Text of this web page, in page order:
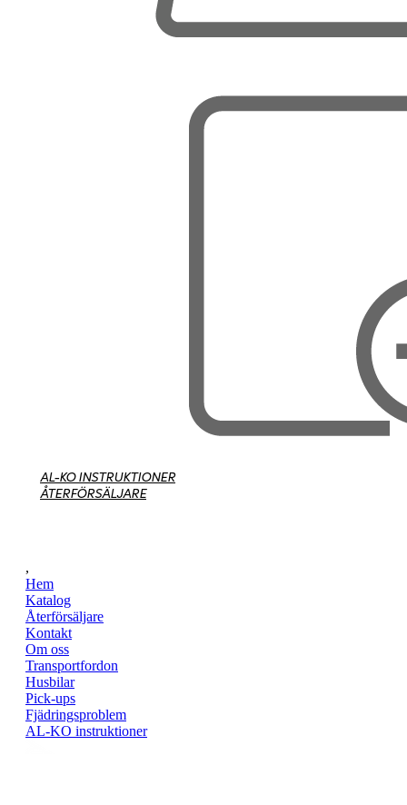
AL-KO INSTRUKTIONER
ÅTERFÖRSÄLJARE
,
Hem
Katalog
Återförsäljare
Kontakt
Om oss
Transportfordon
Husbilar
Pick-ups
Fjädringsproblem
AL-KO instruktioner